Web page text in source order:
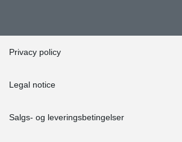
Privacy policy
Legal notice
Salgs- og leveringsbetingelser